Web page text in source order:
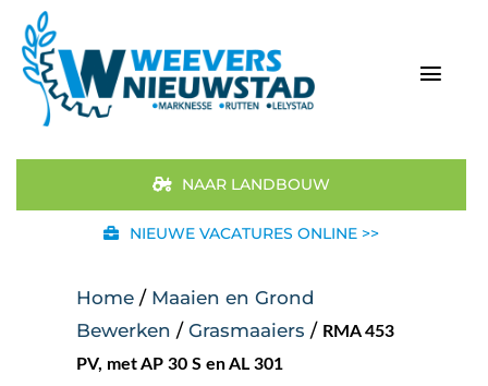
naar
inhoud
Aanbod
STIHL
NAAR LANDBOUW
NIEUWE VACATURES ONLINE >>
Home / Maaien en Grond
Bewerken / Grasmaaiers / RMA 453
PV, met AP 30 S en AL 301